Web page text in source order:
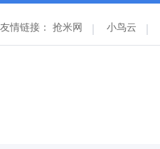
友情链接： 抢米网 小鸟云